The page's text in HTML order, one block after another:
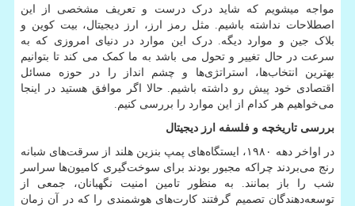
مواجه میشویم که شاید درک درست و تعریف مشخصی از این
اصطلاحات نداشته باشیم. مثل رمز ارز، ارز دیجیتال، بیت کوین و
بلاک جین و موارد دیگه. درک این موارد در دنیای امروزی که به
سرعت در حال تغییر و تحول می باشد به ما کمک می کند تا بتوانیم
بهترین انتخاب‌ها، استراتژی‌ها و چشم انداز را در حوزه مسائل
اقتصادی خود پیش رو داشته باشیم. حالا اگر موافق هستید در اینجا
می‌خواهیم هر کدام از این موارد را بررسی کنیم.
بررسی تاریخچه و فلسفه ارز دیجیتال
در اواخر دهه‌ ۱۹۸۰، ایستگاه‌های پمپ بنزین هلند از سرقت‌های شبانه
رنج می‌بردند چراکه مجبور بودند برای سوخت‌گیری کامیون‌ها سراسر
شب را باز بمانند. به منظور تامین امنیت نگهبانان، جمعی از
توسعه‌دهندگان تصمیم گرفتند کارت‌های هوشمندی را که در آن زمان